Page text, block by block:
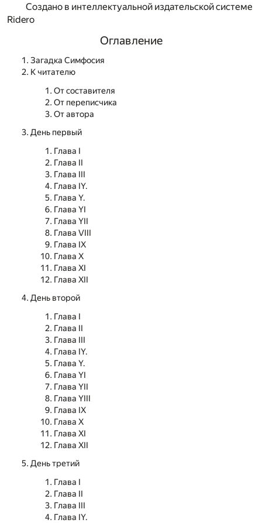
Создано в интеллектуальной издательской системе
Ridero
Оглавление
Загадка Симфосия
К читателю
От составителя
От переписчика
От автора
День первый
Глава I
Глава II
Глава III
Глава IY.
Глава Y.
Глава YI
Глава YII
Глава VIII
Глава IX
Глава X
Глава XI
Глава XII
День второй
Глава I
Глава II
Глава III
Глава IY.
Глава Y.
Глава YI
Глава YII
Глава YIII
Глава IX
Глава X
Глава XI
Глава XII
День третий
Глава I
Глава II
Глава III
Глава IY.